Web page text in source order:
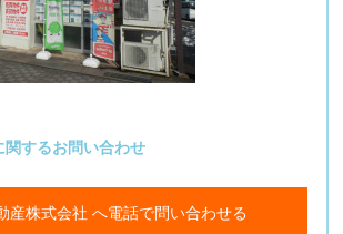
関するお問い合わせ
産株式会社 へ電話で問い合わせる